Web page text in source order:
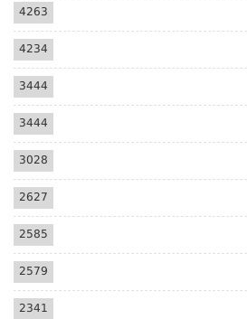
4263
4234
3444
3444
3028
2627
2585
2579
2341